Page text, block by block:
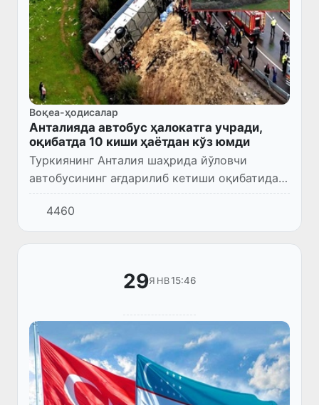
Воқеа-ҳодисалар
Анталияда автобус ҳалокатга учради,
оқибатда 10 киши ҳаётдан кўз юмди
Туркиянинг Анталия шаҳрида йўловчи
автобусининг ағдарилиб кетиши оқибатида
ҳалок бўлганлар сони 10 нафарга етди.
4460
29ЯНВ15:46